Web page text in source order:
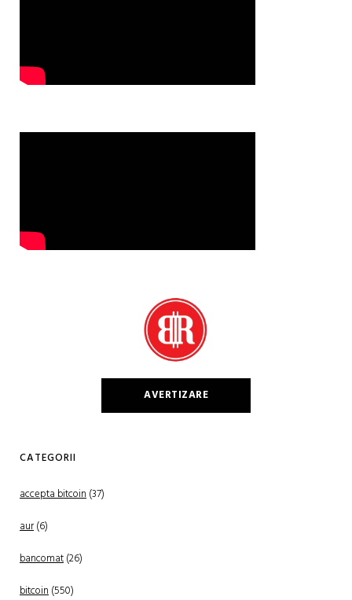
AVERTIZARE
CATEGORII
accepta bitcoin(37)
aur(6)
bancomat(26)
bitcoin(550)